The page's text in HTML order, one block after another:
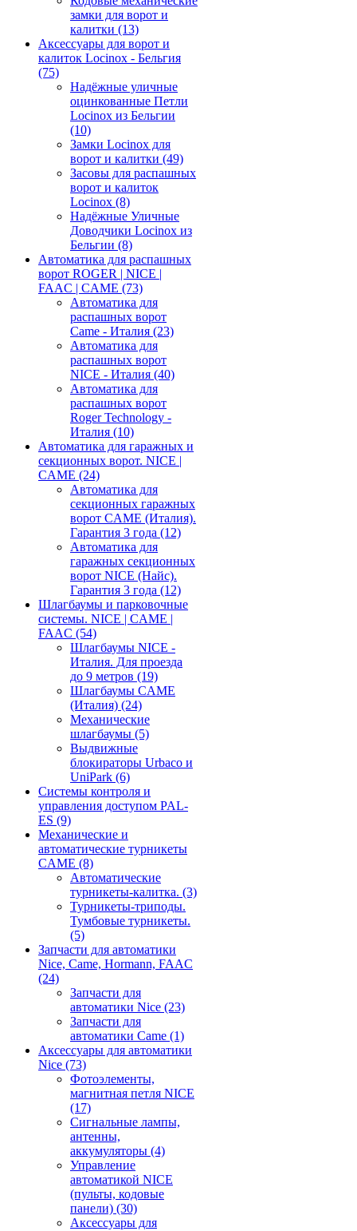
замки для ворот и
калитки (13)
Аксессуары для ворот и
калиток Locinox - Бельгия
(75)
Надёжные уличные
оцинкованные Петли
Locinox из Бельгии
(10)
Замки Locinox для
ворот и калитки (49)
Засовы для распашных
ворот и калиток
Locinox (8)
Надёжные Уличные
Доводчики Locinox из
Бельгии (8)
Автоматика для распашных
ворот ROGER | NICE |
FAAC | CAME (73)
Автоматика для
распашных ворот
Came - Италия (23)
Автоматика для
распашных ворот
NICE - Италия (40)
Автоматика для
распашных ворот
Roger Technology -
Италия (10)
Автоматика для гаражных и
секционных ворот. NICE |
CAME (24)
Автоматика для
секционных гаражных
ворот CAME (Италия).
Гарантия 3 года (12)
Автоматика для
гаражных секционных
ворот NICE (Найс).
Гарантия 3 года (12)
Шлагбаумы и парковочные
системы. NICE | CAME |
FAAC (54)
Шлагбаумы NICE -
Италия. Для проезда
до 9 метров (19)
Шлагбаумы CAME
(Италия) (24)
Механические
шлагбаумы (5)
Выдвижные
блокираторы Urbaco и
UniPark (6)
Системы контроля и
управления доступом PAL-
ES (9)
Механические и
автоматические турникеты
CAME (8)
Автоматические
турникеты-калитка. (3)
Турникеты-триподы.
Тумбовые турникеты.
(5)
Запчасти для автоматики
Nice, Came, Hormann, FAAC
(24)
Запчасти для
автоматики Nice (23)
Запчасти для
автоматики Came (1)
Аксессуары для автоматики
Nice (73)
Фотоэлементы,
магнитная петля NICE
(17)
Сигнальные лампы,
антенны,
аккумуляторы (4)
Управление
автоматикой NICE
(пульты, кодовые
панели) (30)
Аксессуары для